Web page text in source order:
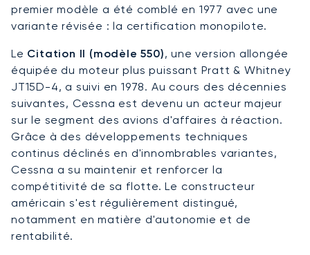
premier modèle a été comblé en 1977 avec une
variante révisée : la certification monopilote.
Le Citation II (modèle 550), une version allongée
équipée du moteur plus puissant Pratt & Whitney
JT15D-4, a suivi en 1978. Au cours des décennies
suivantes, Cessna est devenu un acteur majeur
sur le segment des avions d'affaires à réaction.
Grâce à des développements techniques
continus déclinés en d'innombrables variantes,
Cessna a su maintenir et renforcer la
compétitivité de sa flotte. Le constructeur
américain s'est régulièrement distingué,
notamment en matière d'autonomie et de
rentabilité.